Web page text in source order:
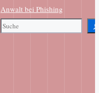
Anwalt bei Phishing
Suchen